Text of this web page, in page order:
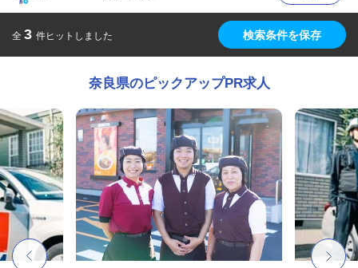
全 3 件ヒットしました 検索条件を保存
奈良県のピックアップPR求人